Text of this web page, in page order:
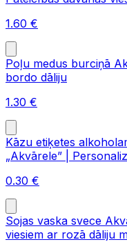
1.60 €
Poļu medus burciņā
bordo dāliju
1.30 €
Kāzu etiķetes
„Akvārele” |
0.30 €
Sojas vaska svece
viesiem ar rozā dāliju